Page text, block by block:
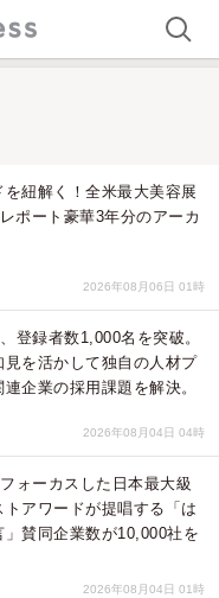
紐解く！全米最大美容展
ポート豪華3年分のアーカ
2026年08月06日 01時
登録者数1,000名を突破。
を活かして独自の人材プ
企業の採用課題を解決。
2026年08月04日 04時
ォーカスした日本最大級
アワードが提唱する「は
賛同企業数が10,000社を
2026年08月04日 01時